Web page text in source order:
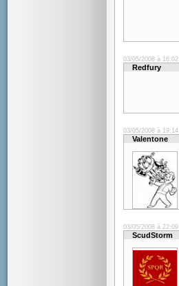
03/05/2008 à 16:02
Redfury
03/05/2008 à 19:14
Valentone
03/05/2008 à 22:09
ScudStorm